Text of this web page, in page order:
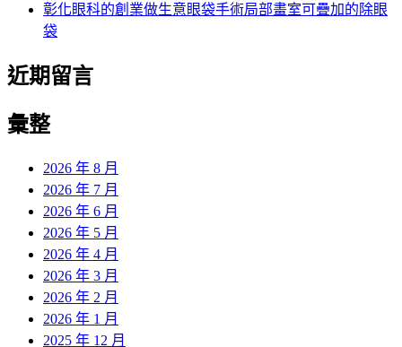
彰化眼科的創業做生意眼袋手術局部畫室可疊加的除眼
袋
近期留言
彙整
2026 年 8 月
2026 年 7 月
2026 年 6 月
2026 年 5 月
2026 年 4 月
2026 年 3 月
2026 年 2 月
2026 年 1 月
2025 年 12 月